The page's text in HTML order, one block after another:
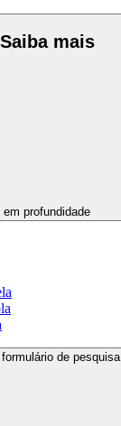
Saiba mais
em profundidade
de pesquisa